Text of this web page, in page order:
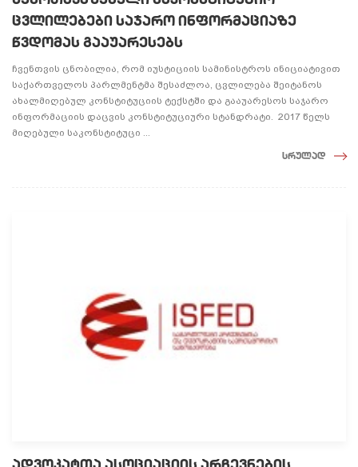
ცვლილებები საჯარო ინფორმაციაზე
წვდომას გააუარესებს
ჩვენთვის ცნობილია, რომ იუსტიციის სამინისტროს ინიციატივით
საქართველოს პარლმენტმა შესაძლოა, ცვლილება შეიტანოს
ახალმიღებულ კონსტიტუციის ტექსტში და გააუარესოს საჯარო
ინფორმაციის დაცვის კონსტიტუციური სტანდრატი. 2017 წელს
მიღებული საკონსტიტუცი ...
სრულად